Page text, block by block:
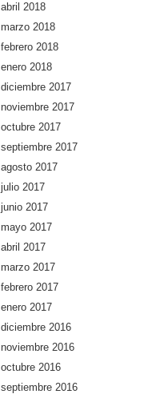
abril 2018
marzo 2018
febrero 2018
enero 2018
diciembre 2017
noviembre 2017
octubre 2017
septiembre 2017
agosto 2017
julio 2017
junio 2017
mayo 2017
abril 2017
marzo 2017
febrero 2017
enero 2017
diciembre 2016
noviembre 2016
octubre 2016
septiembre 2016